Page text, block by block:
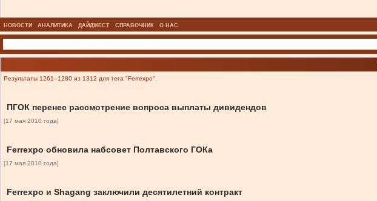
НОВОСТИ АНАЛИТИКА ДАЙДЖЕСТ СПРАВОЧНИК О НАС
Результаты 1261–1280 из 1312 для тега "Ferrexpo".
ПГОК перенес рассмотрение вопроса выплаты дивидендов
[17 мая 2010 года]
Ferrexpo обновила набсовет Полтавского ГОКа
[17 мая 2010 года]
Ferrexpo и Shagang заключили десятилетний контракт